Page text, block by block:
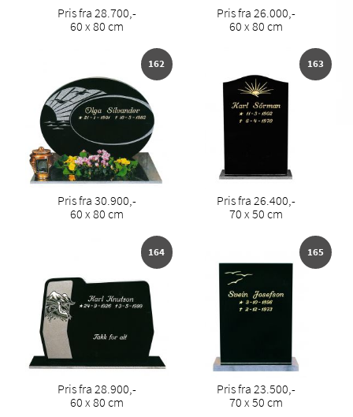
Pris fra 28.700,-
60 x 80 cm
Pris fra 26.000,-
60 x 80 cm
162
Pris fra 30.900,-
60 x 80 cm
163
Pris fra 26.400,-
70 x 50 cm
164
Pris fra 28.900,-
60 x 80 cm
165
Pris fra 23.500,-
70 x 50 cm